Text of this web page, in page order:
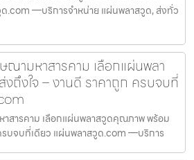
.com —บริการจำหน่าย แผ่นพลาสวูด, ส่งทั่ว
ณามหาสารคาม เลือกแผ่นพลา
งใจ – งานดี ราคาถูก ครบจบที่
สารคาม เลือกแผ่นพลาสวูดคุณภาพ พร้อม
รบจบที่เดียว แผ่นพลาสวูด.com —บริการ